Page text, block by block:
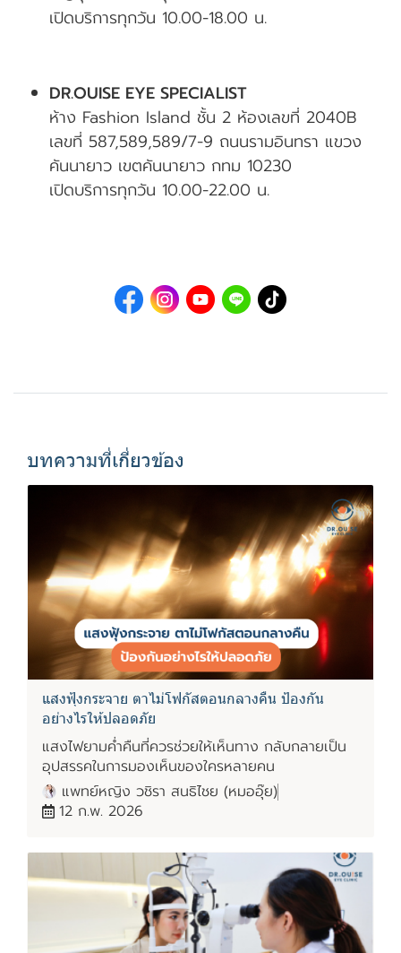
เปิดบริการทุกวัน 10.00-18.00 น.
DR.OUISE EYE SPECIALIST
ห้าง Fashion Island ชั้น 2 ห้องเลขที่ 2040B
เลขที่ 587,589,589/7-9 ถนนรามอินทรา แขวง
คันนายาว เขตคันนายาว กทม 10230
เปิดบริการทุกวัน 10.00-22.00 น.
บทความที่เกี่ยวข้อง
แสงฟุ้งกระจาย ตาไม่โฟกัสตอนกลางคืน ป้องกัน
อย่างไรให้ปลอดภัย
แสงไฟยามค่ำคืนที่ควรช่วยให้เห็นทาง กลับกลายเป็น
อุปสรรคในการมองเห็นของใครหลายคน
แพทย์หญิง วชิรา สนธิไชย (หมออุ๊ย)
12 ก.พ. 2026